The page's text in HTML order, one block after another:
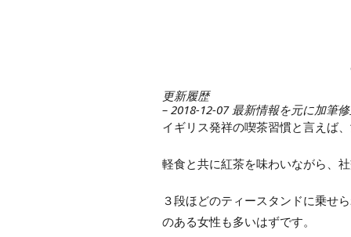
更新履歴
– 2018-12-07 最新情報を元に加筆
イギリス発祥の喫茶習慣と言えば
軽食と共に紅茶を味わいながら、
３段ほどのティースタンドに乗せ
のある女性も多いはずです。